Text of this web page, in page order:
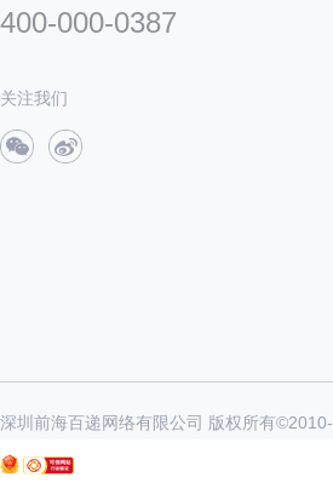
400-000-0387
关注我们
深圳前海百递网络有限公司 版权所有©2010-